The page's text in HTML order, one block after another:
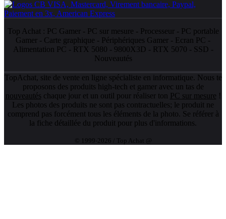
Top Achat : PC Gamer- PC sur mesure - Processeur- PC portable
Gamer - Carte graphique - Périphériques Gamer - Ecran PC -
Alimentation PC - RTX 5080 - 9800X3D - RTX 5070 - SSD -
Nouveautés
TopAchat, site de vente en ligne spécialiste en informatique. Nous te
proposons des produits high-tech et gamer avec un tas de
nouveautés chaque jour et un outil pour réaliser ton PC sur mesure !
Les photos des produits ne sont pas contractuelles; le produit ne
comprend pas forcément tous les éléments de la photo. Se référer à
la fiche détaillée du produit pour plus d'informations.
© 1999-2026 / Top Achat @